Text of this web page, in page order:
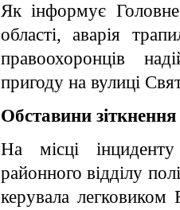
Як інформує Головне
області, аварія
правоохоронців
пригоду на вулиці
Обставини
На місці
районного відділу
керувала